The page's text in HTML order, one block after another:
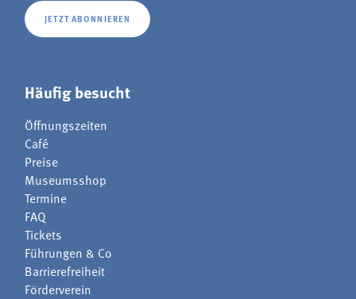
JETZT ABONNIEREN
Häufig besucht
Öffnungszeiten
Café
Preise
Museumsshop
Termine
FAQ
Tickets
Führungen & Co
Barrierefreiheit
Förderverein